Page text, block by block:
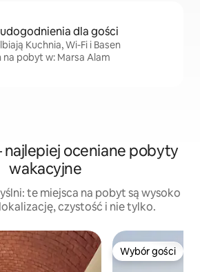
dla gości
Kuchnia, Wi-Fi i Basen
pobyt w: Marsa Alam
najlepiej oceniane pobyty
wakacyjne
te miejsca na pobyt są wysoko
czystość i nie tylko.
Wybór gości Wybór gości
Wybór gości